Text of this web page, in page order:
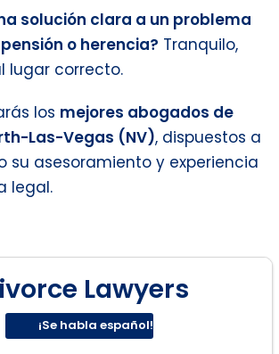
solución clara a un problema
o herencia? Tranquilo,
lugar correcto.
los mejores abogados de
Las-Vegas (NV), dispuestos a
su asesoramiento y experiencia
legal.
Lawyers
¡Se habla español!